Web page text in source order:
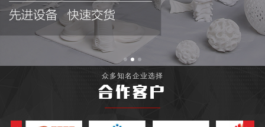
众多知名企业选择
合作客户